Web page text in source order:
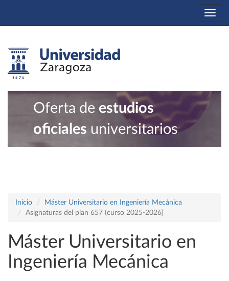
Oferta de estudios
oficiales universitarios
Inicio
Máster Universitario en Ingeniería Mecánica
Asignaturas del plan 657 (curso 2025-2026)
Máster Universitario en
Ingeniería Mecánica